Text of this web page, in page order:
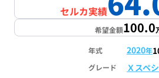
セルカ実績
希望金額100.0
年式 2020年
グレード
Ｘスペ